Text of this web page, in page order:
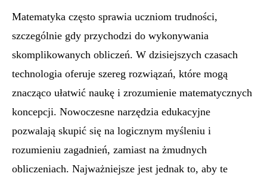
Matematyka często sprawia uczniom trudności,
szczególnie gdy przychodzi do wykonywania
skomplikowanych obliczeń. W dzisiejszych czasach
technologia oferuje szereg rozwiązań, które mogą
znacząco ułatwić naukę i zrozumienie matematycznych
koncepcji. Nowoczesne narzędzia edukacyjne
pozwalają skupić się na logicznym myśleniu i
rozumieniu zagadnień, zamiast na żmudnych
obliczeniach. Najważniejsze jest jednak to, aby te